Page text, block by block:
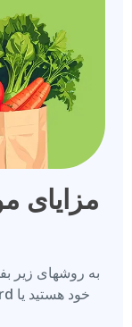
مزایای
به روشهای زیر